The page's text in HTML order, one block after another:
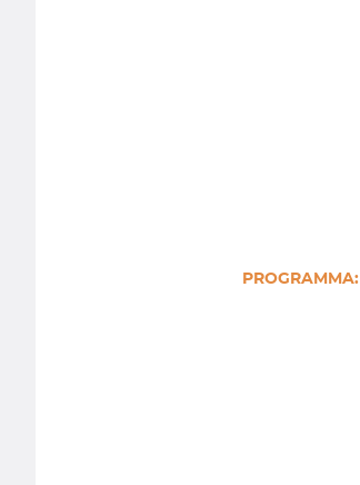
PROGRAMMA: